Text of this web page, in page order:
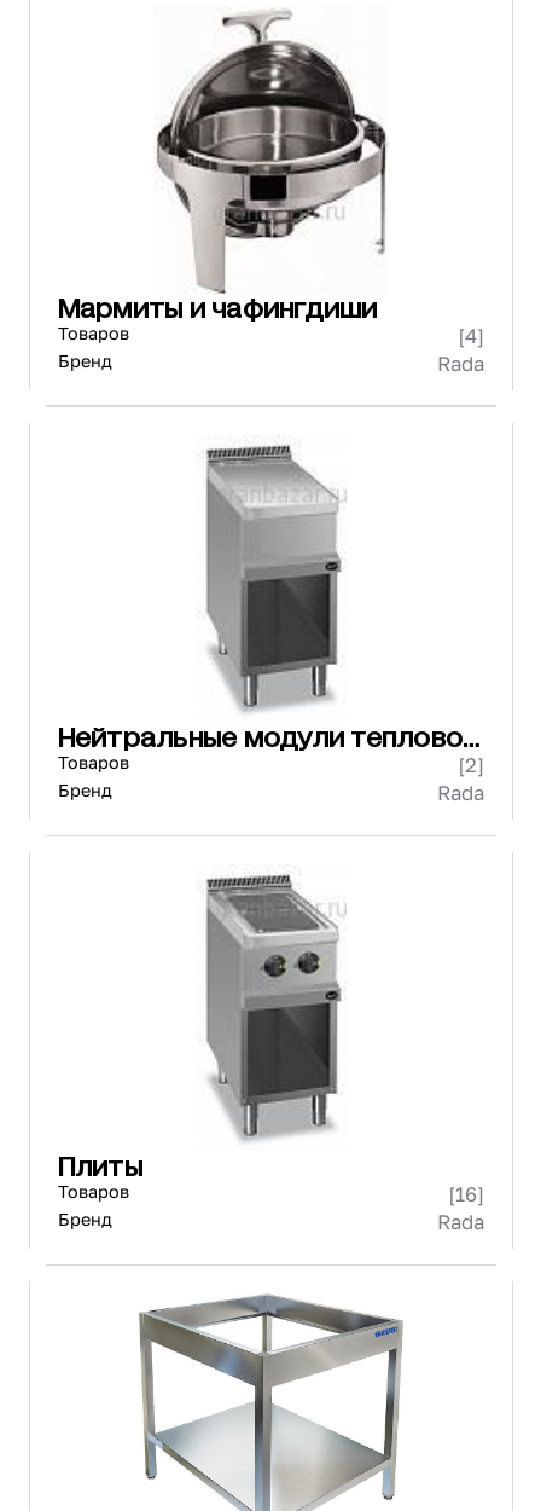
Мармиты и чафингдиши
Товаров [4]
Бренд Rada
Нейтральные модули тепловой
линии
Товаров [2]
Бренд Rada
Плиты
Товаров [16]
Бренд Rada